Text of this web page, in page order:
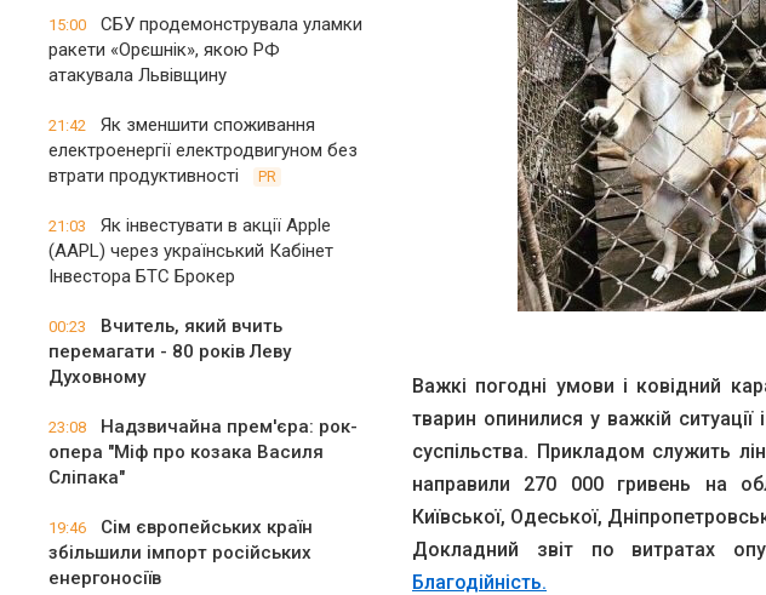
15:00
СБУ продемонструвала уламки
ракети «Орєшнік», якою РФ
атакувала Львівщину
21:42
Як зменшити споживання
електроенергії електродвигуном без
втрати продуктивності
PR
21:03
Як інвестувати в акції Apple
(AAPL) через український Кабінет
Інвестора БТС Брокер
00:23
Вчитель, який вчить
перемагати - 80 років Леву
Духовному
23:08
Надзвичайна прем'єра: рок-
опера "Міф про козака Василя
Сліпака"
19:46
Сім європейських країн
збільшили імпорт російських
енергоносіїв
Важкі погодні умови і ковідний
тварин опинилися у важкій ситуації
суспільства. Прикладом служить
направили 270 000 гривень на
Київської, Одеської,
Докладний звіт по витратах
Благодійність.